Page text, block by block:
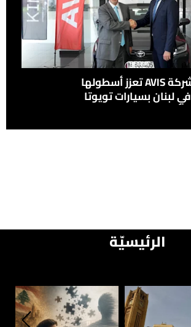
شركة ‎AVIS‎ تعزز أسطولها
في لبنان بسيارات تويوتا
تأكيدًا لالتزامها الدائم
بالجودة والتميز
الرئيسيّة